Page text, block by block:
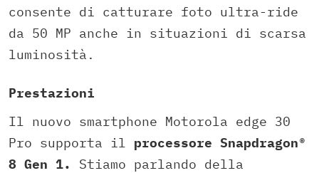
consente di catturare foto ultra-ride
da 50 MP anche in situazioni di scarsa
luminosità.
Prestazioni
Il nuovo smartphone Motorola edge 30
Pro supporta il processore Snapdragon®
8 Gen 1. Stiamo parlando della